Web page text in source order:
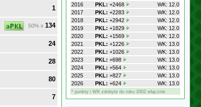
1
50% x 134
24
28
80
7
2016
PKL: +2468
WK: 12.0
2017
PKL: +2283
WK: 12.0
2018
PKL: +2942
WK: 12.0
2019
PKL: +1829
WK: 12.0
2020
PKL: +1569
WK: 12.0
2021
PKL: +1226
WK: 13.0
2022
PKL: +1026
WK: 13.0
2023
PKL: +698
WK: 13.0
2024
PKL: +564
WK: 13.0
2025
PKL: +827
WK: 13.0
2026
PKL: +624 WK: 13.0
* punkty i WK zdobyte do roku 2002 włącznie